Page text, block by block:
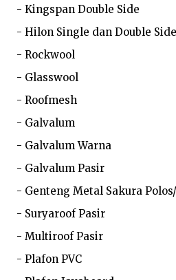
- Kingspan Double Side
- Hilon Single dan Double Side
- Rockwool
- Glasswool
- Roofmesh
- Galvalum
- Galvalum Warna
- Galvalum Pasir
- Genteng Metal Sakura
- Suryaroof Pasir
- Multiroof Pasir
- Plafon PVC